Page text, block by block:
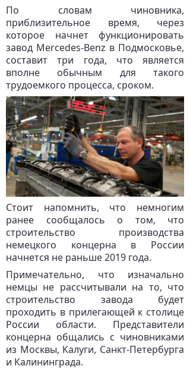
По словам чиновника,
приблизительное время, через
которое начнет функционировать
завод Mercedes-Benz в Подмосковье,
составит три года, что является
вполне обычным для такого
трудоемкого процесса, сроком.
Стоит напомнить, что немногим
ранее сообщалось о том, что
строительство производства
немецкого концерна в России
начнется не раньше 2019 года.
Примечательно, что изначально
немцы не рассчитывали на то, что
строительство завода будет
проходить в прилегающей к столице
России области. Представители
концерна общались с чиновниками
из Москвы, Калуги, Санкт-Петербурга
и Калининграда.